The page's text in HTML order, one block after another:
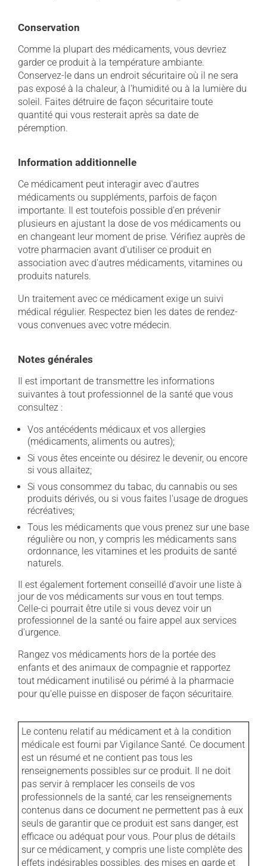
Conservation
Comme la plupart des médicaments, vous devriez
garder ce produit à la température ambiante.
Conservez-le dans un endroit sécuritaire où il ne sera
pas exposé à la chaleur, à l'humidité ou à la lumière du
soleil. Faites détruire de façon sécuritaire toute
quantité qui vous resterait après sa date de
péremption.
Information additionnelle
Ce médicament peut interagir avec d'autres
médicaments ou suppléments, parfois de façon
importante. Il est toutefois possible d'en prévenir
plusieurs en ajustant la dose de vos médicaments ou
en changeant leur moment de prise. Vérifiez auprès de
votre pharmacien avant d'utiliser ce produit en
association avec d'autres médicaments, vitamines ou
produits naturels.
Un traitement avec ce médicament exige un suivi
médical régulier. Respectez bien les dates de rendez-
vous convenues avec votre médecin.
Notes générales
Il est important de transmettre les informations
suivantes à tout professionnel de la santé que vous
consultez :
Vos antécédents médicaux et vos allergies
(médicaments, aliments ou autres);
Si vous êtes enceinte ou désirez le devenir, ou encore
si vous allaitez;
Si vous consommez du tabac, du cannabis ou ses
produits dérivés, ou si vous faites l'usage de drogues
récréatives;
Tous les médicaments que vous prenez sur une base
régulière ou non, y compris les médicaments sans
ordonnance, les vitamines et les produits de santé
naturels.
Il est également fortement conseillé d'avoir une liste à
jour de vos médicaments sur vous en tout temps.
Celle-ci pourrait être utile si vous devez voir un
professionnel de la santé ou faire appel aux services
d'urgence.
Rangez vos médicaments hors de la portée des
enfants et des animaux de compagnie et rapportez
tout médicament inutilisé ou périmé à la pharmacie
pour qu'elle puisse en disposer de façon sécuritaire.
Le contenu relatif au médicament et à la condition
médicale est fourni par Vigilance Santé. Ce document
est un résumé et ne contient pas tous les
renseignements possibles sur ce produit. Il ne doit
pas servir à remplacer les conseils de vos
professionnels de la santé, car les renseignements
contenus dans ce document ne permettent pas à eux
seuls de garantir que ce produit est sans danger, est
efficace ou adéquat pour vous. Pour plus de détails
sur ce médicament, y compris une liste complète des
effets indésirables possibles, des mises en garde et